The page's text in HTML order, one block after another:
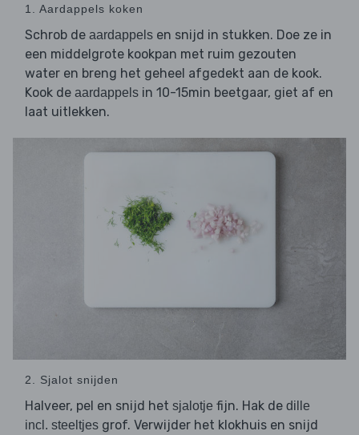
1. Aardappels koken
Schrob de aardappels en snijd in stukken. Doe ze in
een middelgrote kookpan met ruim gezouten
water en breng het geheel afgedekt aan de kook.
Kook de aardappels in 10-15min beetgaar, giet af en
laat uitlekken.
2. Sjalot snijden
Halveer, pel en snijd het sjalotje fijn. Hak de dille
incl. steeltjes grof. Verwijder het klokhuis en snijd